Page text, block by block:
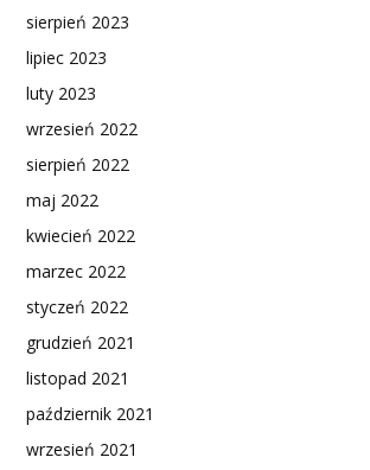
sierpień 2023
lipiec 2023
luty 2023
wrzesień 2022
sierpień 2022
maj 2022
kwiecień 2022
marzec 2022
styczeń 2022
grudzień 2021
listopad 2021
październik 2021
wrzesień 2021